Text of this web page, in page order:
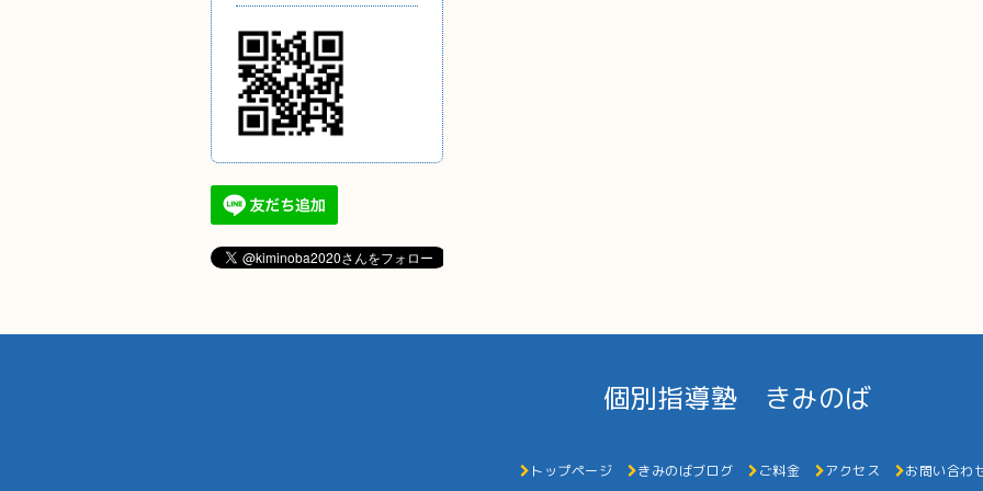
個別指導塾 きみのば
トップページ きみのばブログ ご料金 アクセス お問い合わ